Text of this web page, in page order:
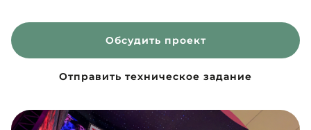
Обсудить проект
Отправить техническое задание